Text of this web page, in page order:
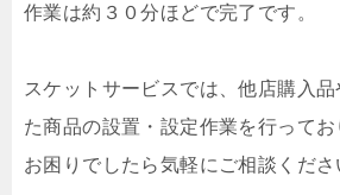
作業は約３０分ほどで完了です。
スケットサービスでは、他店購入
た商品の設置・設定作業を行ってお
お困りでしたら気軽にご相談くださ